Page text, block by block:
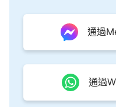
通過
通過